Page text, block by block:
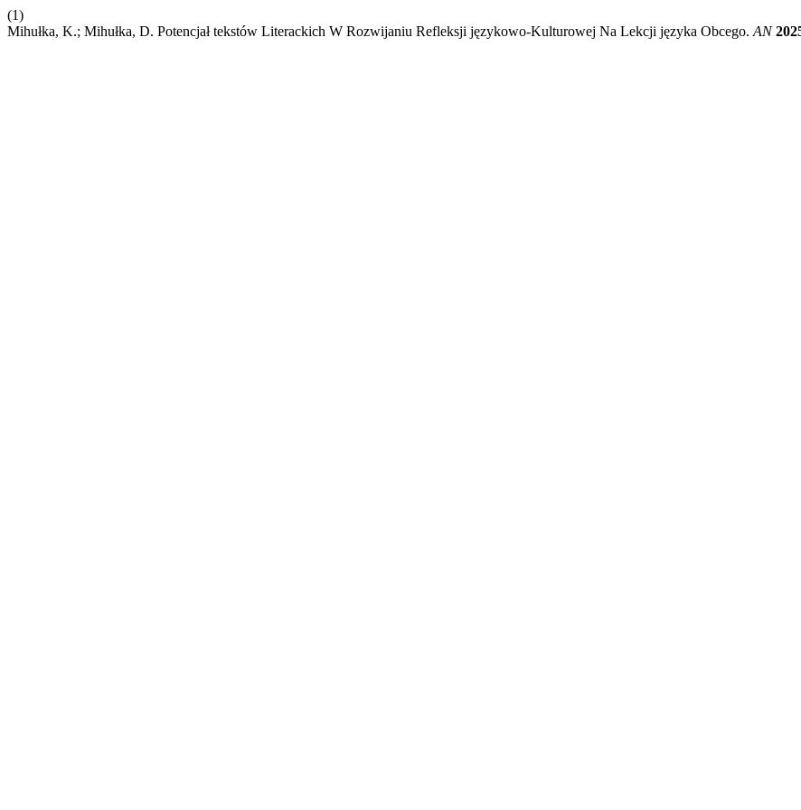
(1)
Mihułka, K.; Mihułka, D. Potencjał tekstów Literackich W Rozwijaniu Refleksji językowo-Kulturowej Na Lekcji języka Obcego. AN